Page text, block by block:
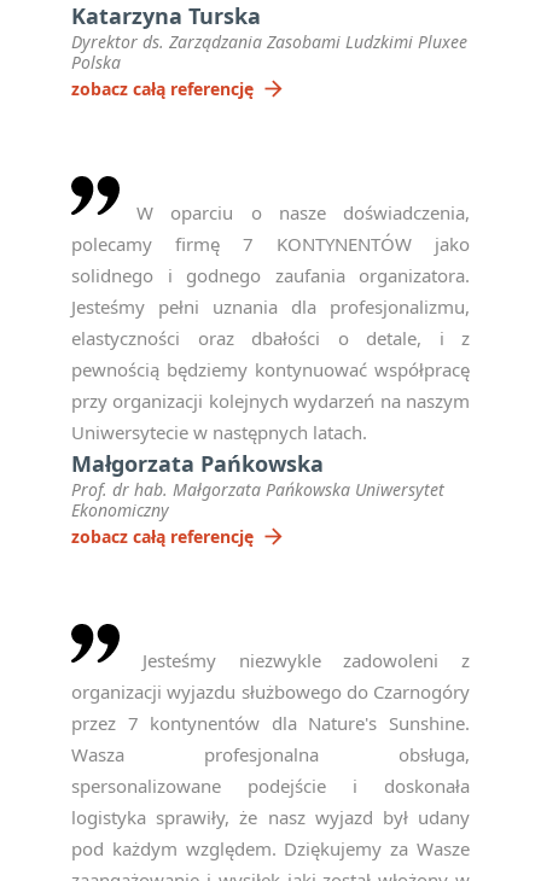
Katarzyna Turska
Dyrektor ds. Zarządzania Zasobami Ludzkimi Pluxee
Polska
zobacz całą referencję arrow_forward
W oparciu o nasze doświadczenia,
polecamy firmę 7 KONTYNENTÓW jako
solidnego i godnego zaufania organizatora.
Jesteśmy pełni uznania dla profesjonalizmu,
elastyczności oraz dbałości o detale, i z
pewnością będziemy kontynuować współpracę
przy organizacji kolejnych wydarzeń na naszym
Uniwersytecie w następnych latach.
Małgorzata Pańkowska
Prof. dr hab. Małgorzata Pańkowska Uniwersytet
Ekonomiczny
zobacz całą referencję arrow_forward
Jesteśmy niezwykle zadowoleni z
organizacji wyjazdu służbowego do Czarnogóry
przez 7 kontynentów dla Nature's Sunshine.
Wasza profesjonalna obsługa,
spersonalizowane podejście i doskonała
logistyka sprawiły, że nasz wyjazd był udany
pod każdym względem. Dziękujemy za Wasze